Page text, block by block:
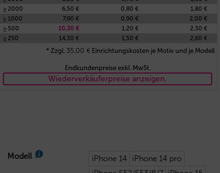
≥ 2000
6,50 € 0,80 €
1,80 €
≥ 1000
7,90 € 0,90 €
2,00 €
≥ 500
10,30 € 1,20 €
2,30 €
≥ 250
14,30 € 1,50 € 2,60 €
* Zzgl. 35,00 € Einrichtungskosten je Motiv und je Modell
Endkundenpreise exkl. MwSt.
Wiederverkäuferpreise anzeigen.
Modell iPhone 14
iPhone 14 pro